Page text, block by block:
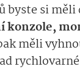
si měli
konzole,
měli